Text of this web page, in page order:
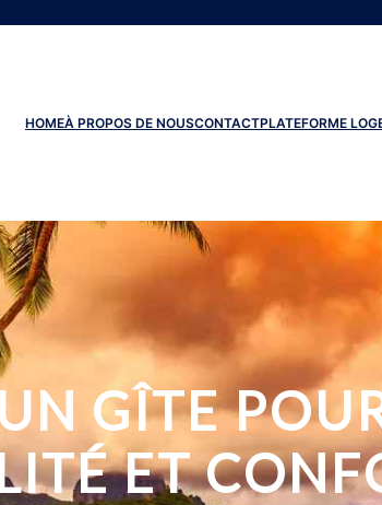
HOMEÀ PROPOS DE NOUSCONTACTPLATEFORME
GÎTE
ET